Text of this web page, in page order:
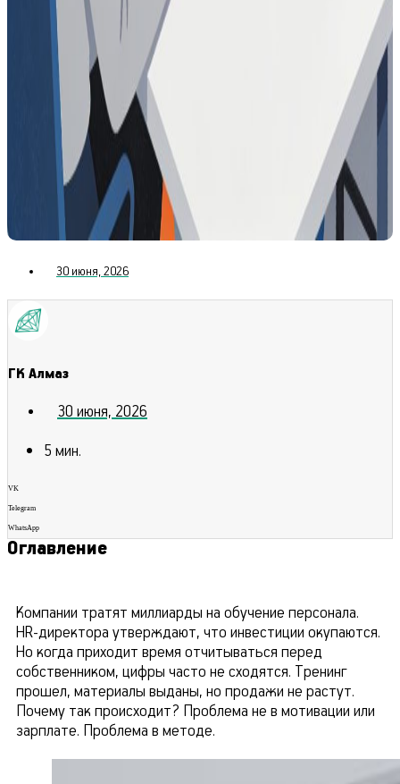
30 июня, 2026
ГК Алмаз
30 июня, 2026
5 мин.
VK
Telegram
WhatsApp
Оглавление
Компании тратят миллиарды на обучение персонала.
HR-директора утверждают, что инвестиции окупаются.
Но когда приходит время отчитываться перед
собственником, цифры часто не сходятся. Тренинг
прошел, материалы выданы, но продажи не растут.
Почему так происходит? Проблема не в мотивации или
зарплате. Проблема в методе.